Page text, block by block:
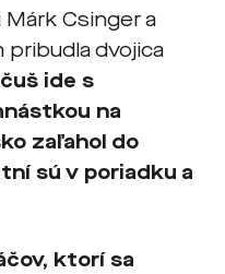
Csinger a
pribudla dvojica
ide s
na
zaľahol do
sú v poriadku a
ktorí sa